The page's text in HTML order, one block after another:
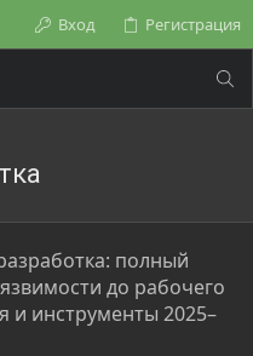
Вход Регистрация
полный
до рабочего
и инструменты 2025–